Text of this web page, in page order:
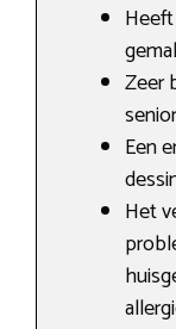
Zeer
Een
Het